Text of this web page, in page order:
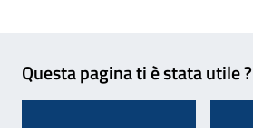
Questa pagina ti è stata utile ?